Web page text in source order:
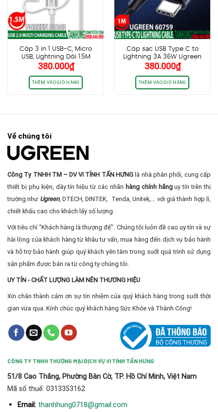
Cáp 3 in 1 USB-C, Micro
USB, Lightning Dài 1.5M
Ugreen 50203 Chính Hãng
380.000₫
THÊM VÀO GIỎ HÀNG
Cáp sạc USB Type C to
Lightning 3A 36W Ugreen
60759 Dài 1m cao cấp (Vỏ
380.000₫
THÊM VÀO GIỎ HÀNG
Về chúng tôi
Công Ty TNHH TM – DV VI TÍNH TẤN HƯNG là nhà phân phối, cung cấp
thiết bị phụ kiện, dây tín hiệu từ các nhãn hàng chính hãnguy tín trên thị
trường như Ugreen, DTECH, DINTEK, Tenda, Unitek,… với giá thành hợp lí,
chiết khấu cao cho khách lấy số lượng.
Với tiêu chí “Khách hàng là thượng đế”. Chúng tôi luôn đề cao uy tín và sự
hài lòng của khách hàng từ khâu tư vấn, mua hàng đến dịch vụ bảo hành
và hỗ trợ bảo hành giúp quý khách yên tâm trong suốt quá trình sử dụng
sản phẩm được bán ra từ công ty chúng tôi.
UY TÍN - CHẤT LƯỢNG LÀM NÊN THƯƠNG HIỆU
Xin chân thành cảm ơn sự tín nhiệm của quý khách hàng trong suốt thời
gian vừa qua. Kính chúc quý khách hàng Sức Khỏe và Thành Công!
CÔNG TY TNHH THƯƠNG MẠI DỊCH VỤ VI TÍNH TẤN HƯNG
51/8 Cao Thắng, Phường Bàn Cờ, TP. Hồ Chí Minh, Việt Nam
Mã số thuế: 0313353162
Email: thanhhung0718@gmail.com